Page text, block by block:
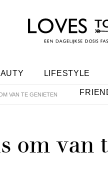
LIFESTYLE
VAN TE GENIETEN
om van